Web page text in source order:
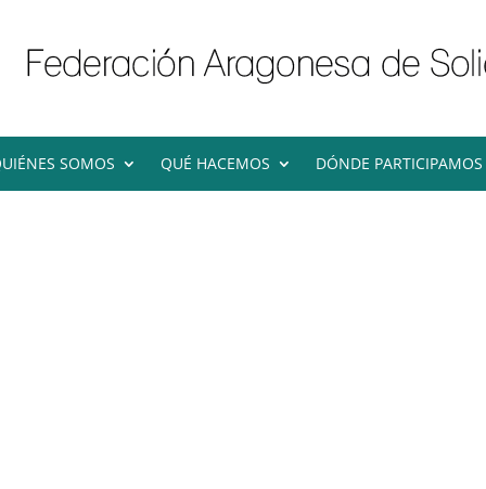
SOMOS QUÉ HACEMOS DÓNDE PARTICIPAMOS